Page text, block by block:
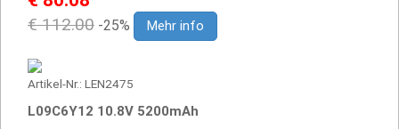
€ 112.00 -25% Mehr info
Artikel-Nr.: LEN2475
L09C6Y12 10.8V 5200mAh